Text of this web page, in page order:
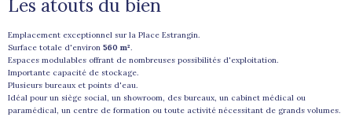
Les atouts du bien
Emplacement exceptionnel sur la Place Estrangin.
Surface totale d'environ 560 m².
Espaces modulables offrant de nombreuses possibilités d'exploitation.
Importante capacité de stockage.
Plusieurs bureaux et points d'eau.
Idéal pour un siège social, un showroom, des bureaux, un cabinet médical ou
paramédical, un centre de formation ou toute activité nécessitant de grands volumes.